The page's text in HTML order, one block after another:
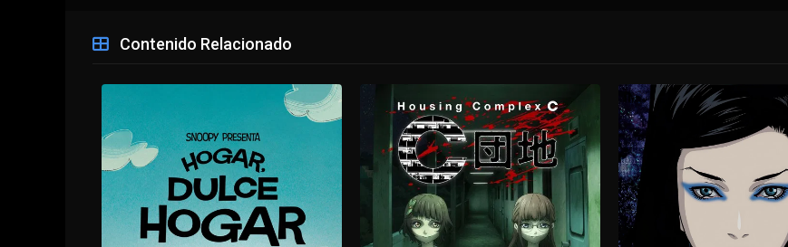
1 - 1 La luz de luna y el florecimiento de cerezos
1 - 2 Sueño en una noche de verano
1 - 3 Corazones ardientes en la carretera
1 - 4 Noche santa de árboles perennes
Por el amor de una Diosa
Contenido Relacionado